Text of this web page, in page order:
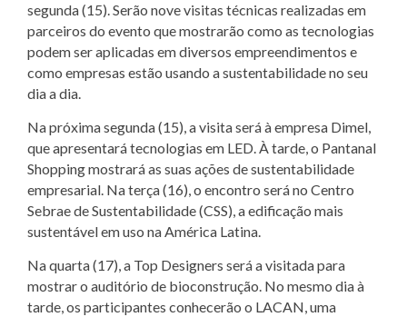
segunda (15). Serão nove visitas técnicas realizadas em
parceiros do evento que mostrarão como as tecnologias
podem ser aplicadas em diversos empreendimentos e
como empresas estão usando a sustentabilidade no seu
dia a dia.
Na próxima segunda (15), a visita será à empresa Dimel,
que apresentará tecnologias em LED. À tarde, o Pantanal
Shopping mostrará as suas ações de sustentabilidade
empresarial. Na terça (16), o encontro será no Centro
Sebrae de Sustentabilidade (CSS), a edificação mais
sustentável em uso na América Latina.
Na quarta (17), a Top Designers será a visitada para
mostrar o auditório de bioconstrução. No mesmo dia à
tarde, os participantes conhecerão o LACAN, uma